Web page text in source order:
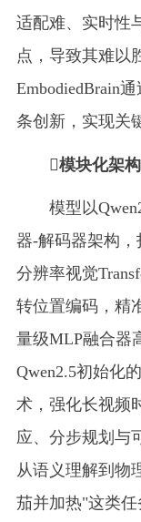
适配难、实时性
点，导致其难以
EmbodiedBrain
条创新，实现关
模块化架
模型以
器-解码器架构
分辨率视觉
转位置编码，精
量级MLP融合器
Qwen2.5初始化
术，强化长视频
应、分步规划与
从语义理解到物
茄并加热"这类